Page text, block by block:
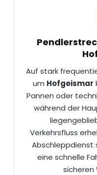
Auf stark
um Hofgeismar
Pannen oder
während der
Verkehrsfluss
Abschleppdienst
eine schnelle